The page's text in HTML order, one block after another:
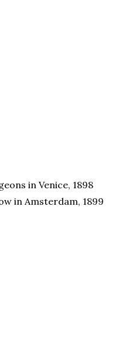
in Venice, 1898
in Amsterdam, 1899